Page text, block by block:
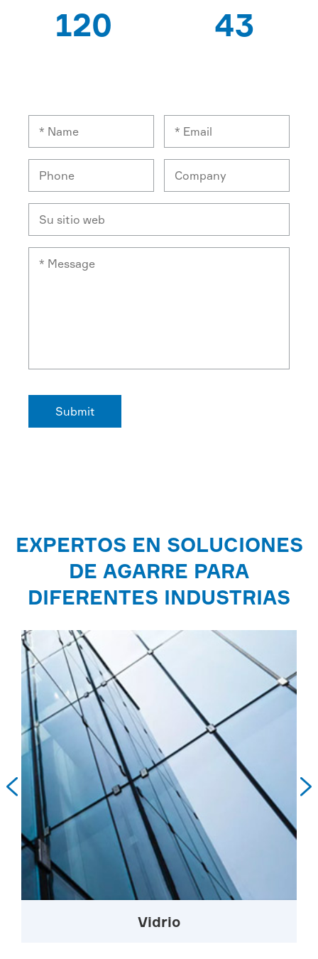
120 43
EXPERTOS EN SOLUCIONES
DE AGARRE PARA
DIFERENTES INDUSTRIAS
Vidrio
 